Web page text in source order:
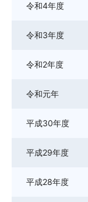
令和4年度
令和3年度
令和2年度
令和元年
平成30年度
平成29年度
平成28年度